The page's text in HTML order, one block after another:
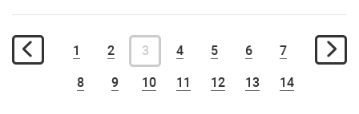
1 2 3 4 5 6 7
8 9 10 11 12 13 14